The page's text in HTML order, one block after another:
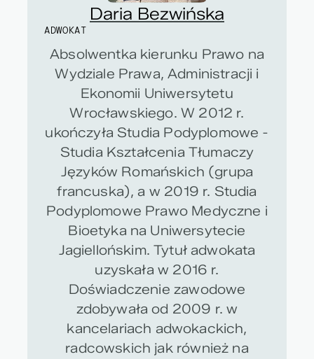
Daria Bezwińska
ADWOKAT
Absolwentka kierunku Prawo na
Wydziale Prawa, Administracji i
Ekonomii Uniwersytetu
Wrocławskiego. W 2012 r.
ukończyła Studia Podyplomowe -
Studia Kształcenia Tłumaczy
Języków Romańskich (grupa
francuska), a w 2019 r. Studia
Podyplomowe Prawo Medyczne i
Bioetyka na Uniwersytecie
Jagiellońskim. Tytuł adwokata
uzyskała w 2016 r.
Doświadczenie zawodowe
zdobywała od 2009 r. w
kancelariach adwokackich,
radcowskich jak również na